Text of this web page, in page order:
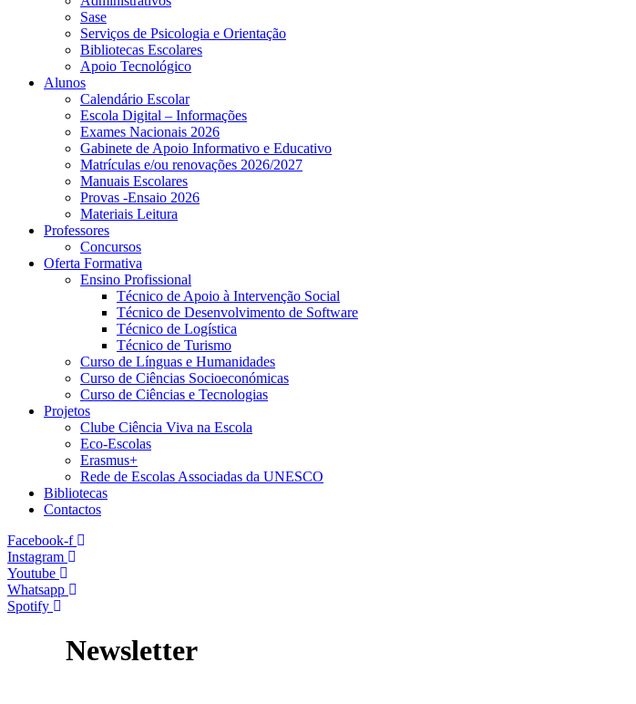
Sase
Serviços de Psicologia e Orientação
Bibliotecas Escolares
Apoio Tecnológico
Alunos
Calendário Escolar
Escola Digital – Informações
Exames Nacionais 2026
Gabinete de Apoio Informativo e Educativo
Matrículas e/ou renovações 2026/2027
Manuais Escolares
Provas -Ensaio 2026
Materiais Leitura
Professores
Concursos
Oferta Formativa
Ensino Profissional
Técnico de Apoio à Intervenção Social
Técnico de Desenvolvimento de Software
Técnico de Logística
Técnico de Turismo
Curso de Línguas e Humanidades
Curso de Ciências Socioeconómicas
Curso de Ciências e Tecnologias
Projetos
Clube Ciência Viva na Escola
Eco-Escolas
Erasmus+
Rede de Escolas Associadas da UNESCO
Bibliotecas
Contactos
Facebook-f
Instagram
Youtube
Whatsapp
Spotify
Newsletter